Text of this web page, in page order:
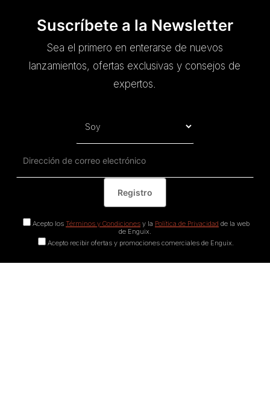
Suscríbete a la Newsletter
Sea el primero en enterarse de nuevos
lanzamientos, ofertas exclusivas y consejos de
expertos.
Acepto los Términos y Condicionesy la Política de Privacidad de la web
de Enguix.
Acepto recibir ofertas y promociones comerciales de Enguix.